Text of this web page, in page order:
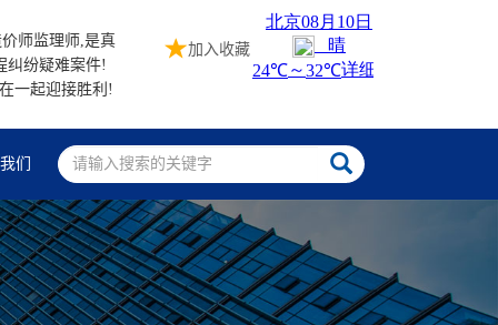
师监理师,是真
纠纷疑难案件!
一起迎接胜利!
加入收藏
们